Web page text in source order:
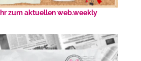
zum aktuellen web.weekly